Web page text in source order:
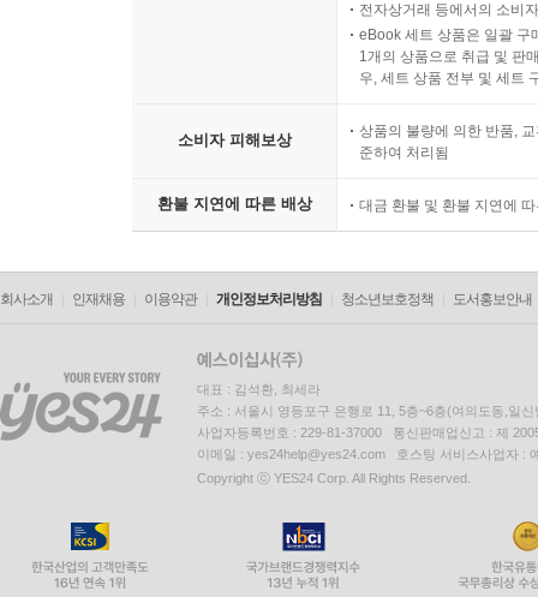
전자상거래 등에서의 소비
eBook 세트 상품은 일괄 구
1개의 상품으로 취급 및 판
우, 세트 상품 전부 및 세트
소비자 피해보상
상품의 불량에 의한 반품,
준하여 처리됨
환불 지연에 따른 배상 대금 환불 및 환불 지연에
회사소개 인재채용 이용약관 개인정보처리방침 청소년보호정책 도서홍보안내
대표 : 김석환, 최세라
주소 : 서울시 영등포구 은행로 11, 5층~6층(여의도동,일신
사업자등록번호 : 229-81-37000 통신판매업신고 : 제
이메일 : yes24help@yes24.com 호스팅 서비스사업자 :
Copyright ⓒ YES24 Corp. All Rights Reserved.